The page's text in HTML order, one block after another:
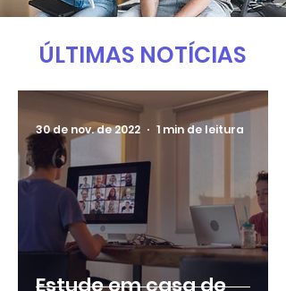
ÚLTIMAS NOTÍCIAS
Estude em casa de
30 de nov. de 2022 1 min de leitura